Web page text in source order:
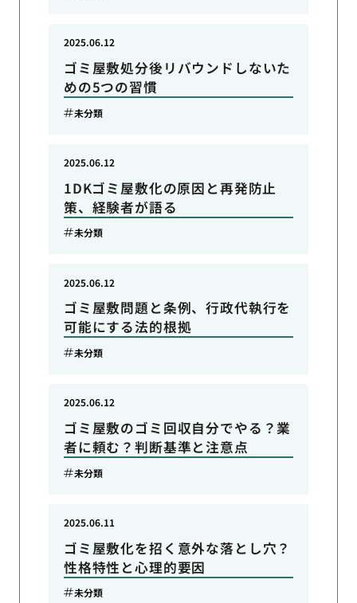
ゴミ屋敷処分後リバウンドしないた
めの5つの習慣
2025.06.12
未分類
1DKゴミ屋敷化の原因と再発防止
策、経験者が語る
2025.06.12
未分類
ゴミ屋敷問題と条例、行政代執行を
可能にする法的根拠
2025.06.12
未分類
ゴミ屋敷のゴミ回収自分でやる？業
者に頼む？判断基準と注意点
2025.06.12
未分類
ゴミ屋敷化を招く意外な落とし穴？
性格特性と心理的要因
2025.06.11
未分類